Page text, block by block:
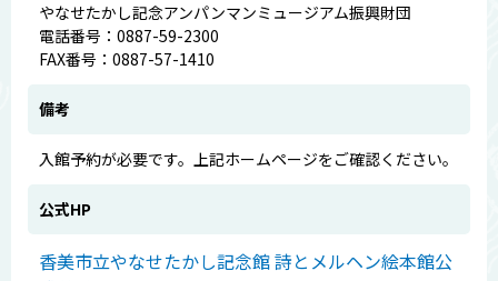
やなせたかし記念アンパンマンミュージアム振興財団
電話番号：0887-59-2300
FAX番号：0887-57-1410
備考
入館予約が必要です。上記ホームページをご確認ください。
公式HP
香美市立やなせたかし記念館 詩とメルヘン絵本館公